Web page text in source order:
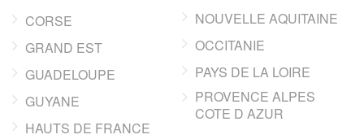
CORSE
GRAND EST
GUADELOUPE
GUYANE
HAUTS DE FRANCE
NOUVELLE AQUITAINE
OCCITANIE
PAYS DE LA LOIRE
PROVENCE ALPES
COTE D AZUR